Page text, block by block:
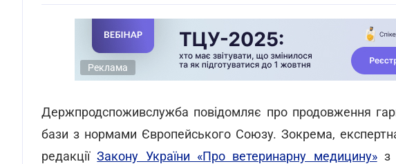
Реклама
Держпродспоживслужба повідомляє про продовження
бази з нормами Європейського Союзу. Зокрема,
редакціїЗакону України «Про ветеринарну медицину»з